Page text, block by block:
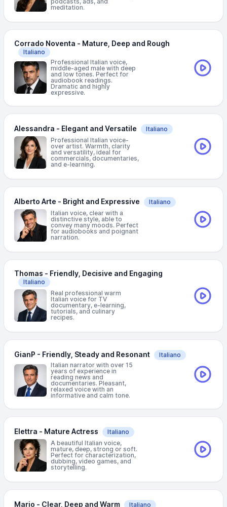
meditation.
Corrado Noventa - Mature, Deep and Rough
Italiano
Professional Italian voice,
middle-aged male with deep
and low tones. Perfect for
audiobook readings.
Dramatic and highly
expressive.
Alessandra - Elegant and Versatile
Italiano
Professional Italian voice-
over artist. Warmth, clarity
and versatility, ideal for
commercials, documentaries,
and e-learning.
Alberto Arte - Bright and Expressive
Italiano
Italian voice, clear with a
distinctive style, able to
convey many moods. Perfect
for audiobooks and poignant
narration.
Thomas - Friendly, Decisive and Engaging
Italiano
Real professional warm
Italian voice for TV
documentary, e-learning,
tutorials, and culinary
recipes.
GianP - Friendly, Steady and Resonant
Italiano
Italian narrator with over 15
years of experience in
reading news and
documentaries. Pleasant,
relaxed voice with an
informative and calm tone.
Elettra - Mature Actress
Italiano
A beautiful Italian voice,
mature, deep, strong or soft.
Perfect for characterization,
dubbing, video games, and
storytelling.
Mario - Clear, Deep and Warm
Italiano